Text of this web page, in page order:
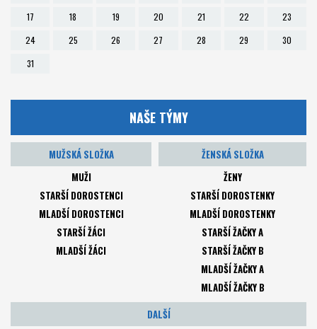
17
18 19 20 21 22
23
24
25 26 27 28 29
30
31
NAŠE TÝMY
MUŽSKÁ SLOŽKA
MUŽI
STARŠÍ DOROSTENCI
MLADŠÍ DOROSTENCI
STARŠÍ ŽÁCI
MLADŠÍ ŽÁCI
ŽENSKÁ SLOŽKA
ŽENY
STARŠÍ DOROSTENKY
MLADŠÍ DOROSTENKY
STARŠÍ ŽAČKY A
STARŠÍ ŽAČKY B
MLADŠÍ ŽAČKY A
MLADŠÍ ŽAČKY B
DALŠÍ